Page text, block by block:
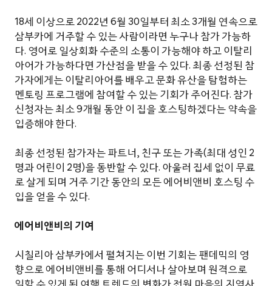
18세 이상으로 2022년 6월 30일부터 최소 3개월 연속으로
삼부카에 거주할 수 있는 사람이라면 누구나 참가 가능하
다. 영어로 일상회화 수준의 소통이 가능해야 하고 이탈리
아어가 가능하다면 가산점을 받을 수 있다. 최종 선정된 참
가자에게는 이탈리아어를 배우고 문화 유산을 탐험하는
멘토링 프로그램에 참여할 수 있는 기회가 주어진다. 참가
신청자는 최소 9개월 동안 이 집을 호스팅하겠다는 약속을
입증해야 한다.
최종 선정된 참가자는 파트너, 친구 또는 가족(최대 성인 2
명과 어린이 2명)을 동반할 수 있다. 아울러 집세 없이 무료
로 살게 되며 거주 기간 동안의 모든 에어비앤비 호스팅 수
입을 얻을 수 있다.
에어비앤비의 기여
시칠리아 삼부카에서 펼쳐지는 이번 기회는 팬데믹의 영
향으로 에어비앤비를 통해 어디서나 살아보며 원격으로